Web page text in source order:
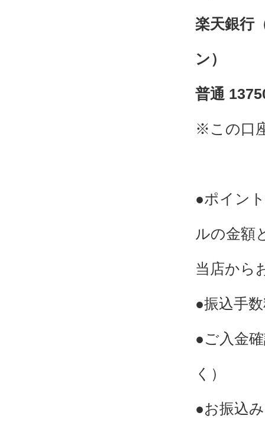
楽天銀行
ン）
普通
※この口
●ポイン
ルの金額
当店から
●振込手
●ご入金
く）
●お振込